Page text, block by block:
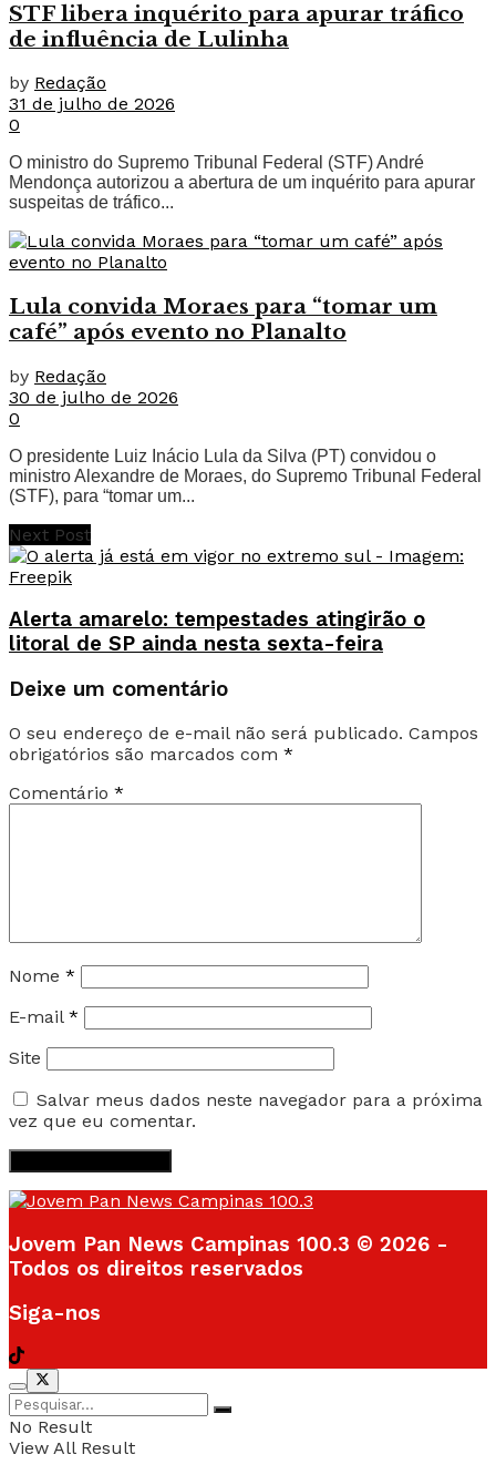
STF libera inquérito para apurar tráfico
de influência de Lulinha
by Redação
31 de julho de 2026
0
O ministro do Supremo Tribunal Federal (STF) André
Mendonça autorizou a abertura de um inquérito para apurar
suspeitas de tráfico...
Lula convida Moraes para “tomar um
café” após evento no Planalto
by Redação
30 de julho de 2026
0
O presidente Luiz Inácio Lula da Silva (PT) convidou o
ministro Alexandre de Moraes, do Supremo Tribunal Federal
(STF), para “tomar um...
Next Post
Alerta amarelo: tempestades atingirão o
litoral de SP ainda nesta sexta-feira
Deixe um comentário
O seu endereço de e-mail não será publicado. Campos
obrigatórios são marcados com *
Comentário *
Nome *
E-mail *
Site
Salvar meus dados neste navegador para a próxima
vez que eu comentar.
Jovem Pan News Campinas 100.3 © 2026 -
Todos os direitos reservados
Siga-nos
No Result
View All Result